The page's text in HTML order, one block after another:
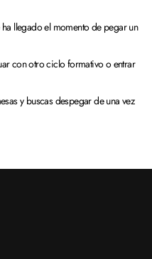
llegado el momento de pegar un
con otro ciclo formativo o entrar
y buscas despegar de una vez